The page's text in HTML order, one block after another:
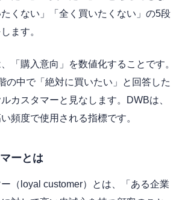
くない」「全く買いたくない」の5段
ます。
「購入意向」を数値化することです。
の中で「絶対に買いたい」と回答した
カスタマーと見なします。DWBは、
頻度で使用される指標です。
ーとは
（loyal customer）とは、「ある企業